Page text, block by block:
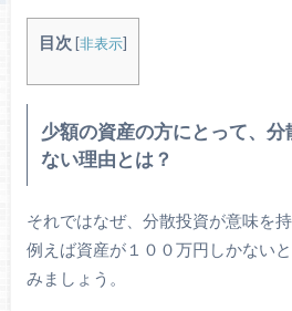
目次 [非表示]
少額の資産の方にとって、
ない理由とは？
それではなぜ、分散投資が意味を
例えば資産が１００万円しかない
みましょう。